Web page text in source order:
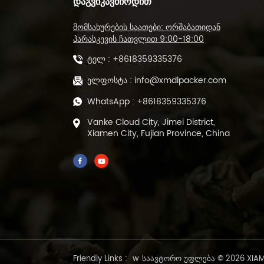
საჭრელი მანქანა და
თბოშემცირების
მანქანა DL-450L&DL-
ავტომატური POF
და დალუქვის მანქანა
შესაფუთი მანქანა
წინასწარ
მომსახურების საათები: ორშაბათიდან
პარასკევის ჩათვლით 9:00-18:00
ტელ : +8618359335376
ელფოსტა : info@xmdlpacker.com
WhatsApp : +8618359335376
Vanke Cloud City, Jimei District,
Xiamen City, Fujian Province, China
Friendly Links : w საავტორო უფლება © 2026